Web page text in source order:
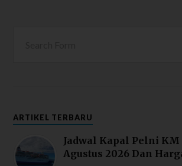
ARTIKEL TERBARU
Jadwal Kapal Pelni
Agustus 2026 Dan